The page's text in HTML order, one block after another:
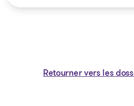
Retourner vers les